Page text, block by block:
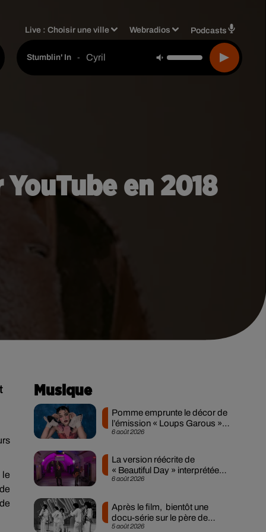
Live :Choisir une ville Webradios Podcasts
Stumblin' In - Cyril
en 2018
le
Musique
6 août 2026
Pomme emprunte le décor de
l’émission « Loups Garous »
pour son...
6 août 2026
La version réécrite de
« Beautiful Day » interprétée
lors des...
5 août 2026
Après le film, bientôt une
docu-série sur le père de
Michael Jackson